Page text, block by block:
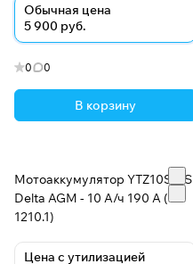
Обычная цена
5 900 руб.
0 0
В корзину
Мотоаккумулятор YTZ10S-BS
Delta AGM - 10 А/ч 190 А (CT
1210.1)
Цена с утилизацией